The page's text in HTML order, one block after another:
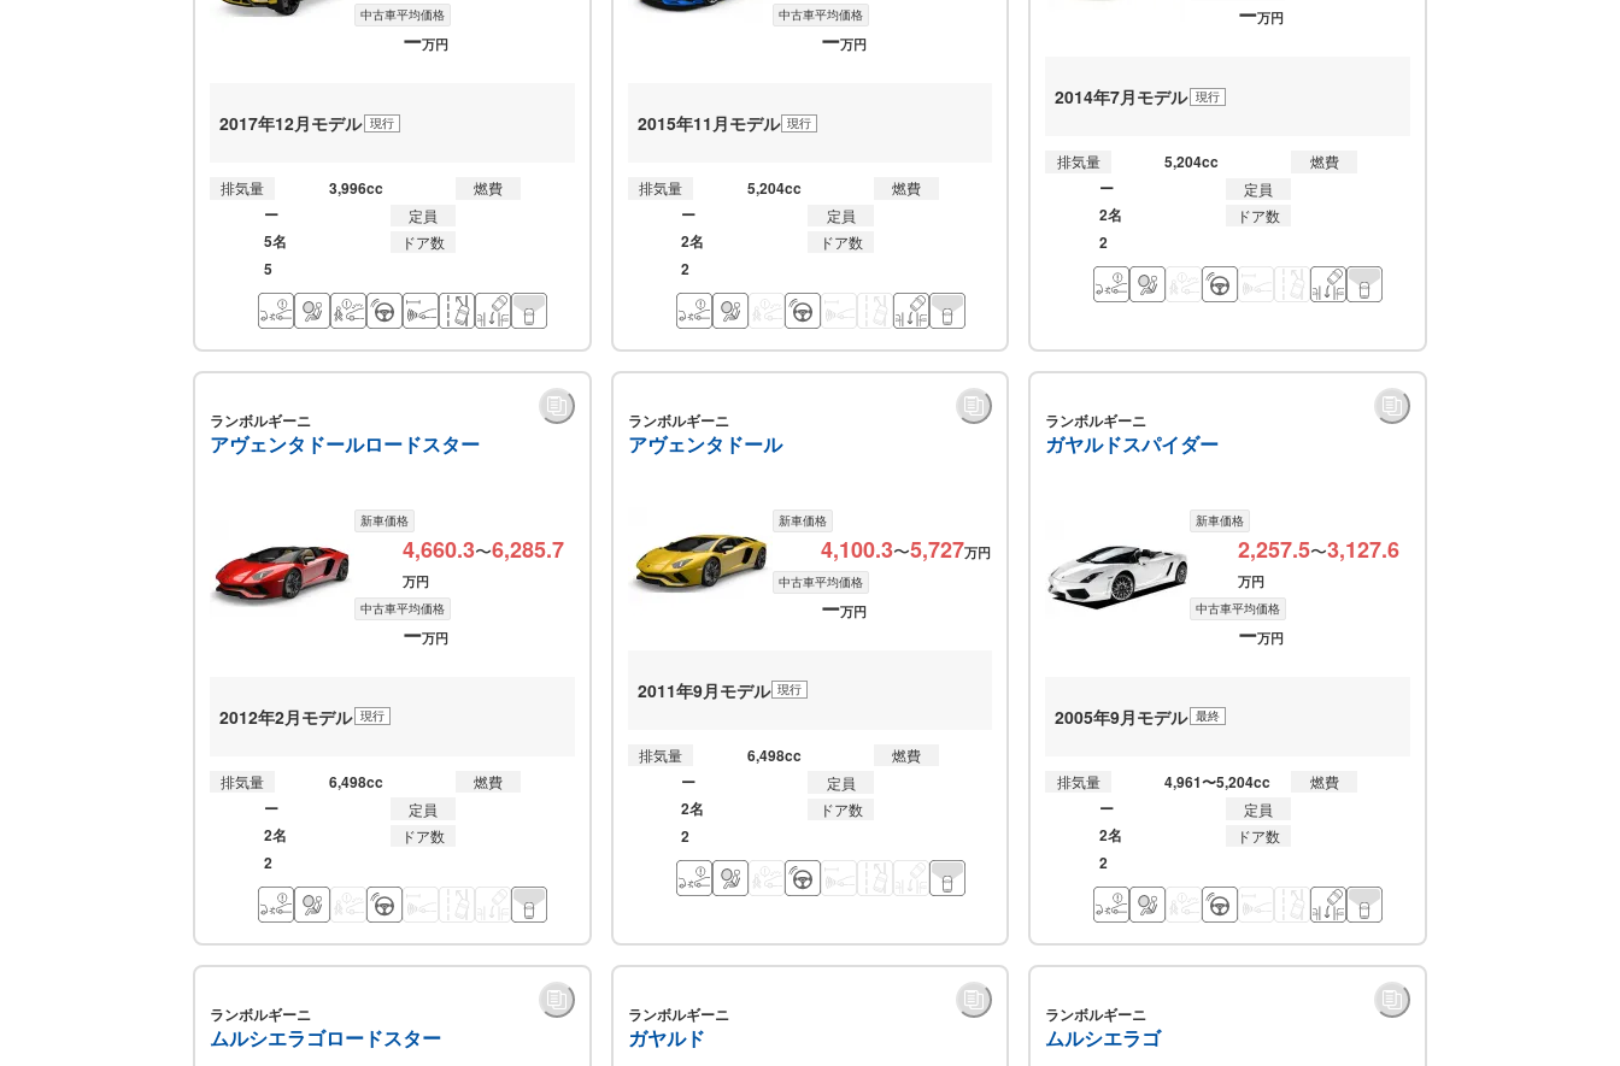
中古車平均価格
ー万円
2017年12月モデル 現行
排気量 3,996cc 燃費
ー 定員
5名 ドア数
5
中古車平均価格
ー万円
2015年11月モデル 現行
排気量 5,204cc 燃費
ー 定員
2名 ドア数
2
ー万円
2014年7月モデル 現行
排気量 5,204cc 燃費
ー 定員
2名 ドア数
2
ランボルギーニ
アヴェンタドールロードスター
新車価格
4,660.3〜6,285.7
万円
中古車平均価格
ー万円
2012年2月モデル 現行
排気量 6,498cc 燃費
ー 定員
2名 ドア数
2
ランボルギーニ
アヴェンタドール
新車価格
4,100.3〜5,727万円
中古車平均価格
ー万円
2011年9月モデル 現行
排気量 6,498cc 燃費
ー 定員
2名 ドア数
2
ランボルギーニ
ガヤルドスパイダー
新車価格
2,257.5〜3,127.6
万円
中古車平均価格
ー万円
2005年9月モデル 最終
排気量 4,961〜5,204cc 燃費
ー 定員
2名 ドア数
2
ランボルギーニ
ムルシエラゴロードスター
ランボルギーニ
ガヤルド
ランボルギーニ
ムルシエラゴ